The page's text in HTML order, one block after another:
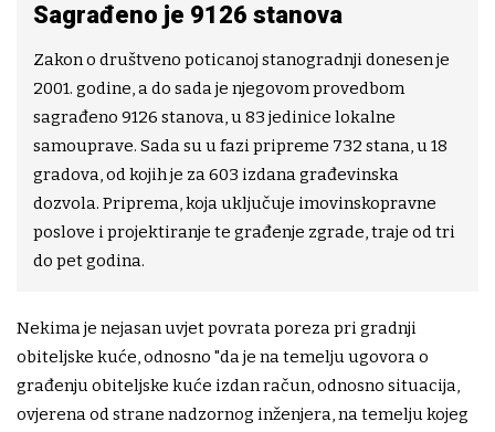
Sagrađeno je 9126 stanova
Zakon o društveno poticanoj stanogradnji donesen je
2001. godine, a do sada je njegovom provedbom
sagrađeno 9126 stanova, u 83 jedinice lokalne
samouprave. Sada su u fazi pripreme 732 stana, u 18
gradova, od kojih je za 603 izdana građevinska
dozvola. Priprema, koja uključuje imovinskopravne
poslove i projektiranje te građenje zgrade, traje od tri
do pet godina.
Nekima je nejasan uvjet povrata poreza pri gradnji
obiteljske kuće, odnosno "da je na temelju ugovora o
građenju obiteljske kuće izdan račun, odnosno situacija,
ovjerena od strane nadzornog inženjera, na temelju kojeg